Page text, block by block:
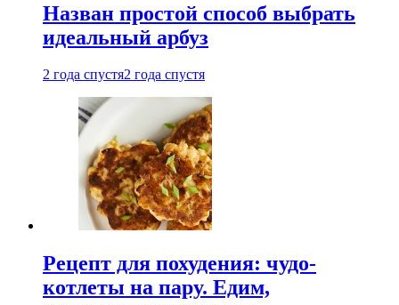
Назван простой способ выбрать
идеальный арбуз
2 года спустя2 года спустя
Рецепт для похудения: чудо-
котлеты на пару. Едим,